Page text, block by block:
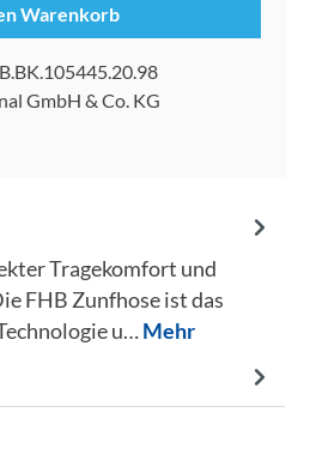
Warenkorb
GmbH & Co. KG
Tragekomfort und
FHB Zunfhose ist das
u…Mehr